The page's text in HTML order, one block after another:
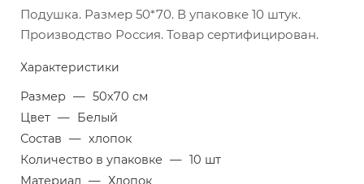
Подушка. Размер 50*70. В упаковке 10 штук.
Производство Россия. Товар сертифицирован.
Характеристики
Размер — 50х70 см
Цвет — Белый
Состав — хлопок
Количество в упаковке — 10 шт
Материал — Хлопок